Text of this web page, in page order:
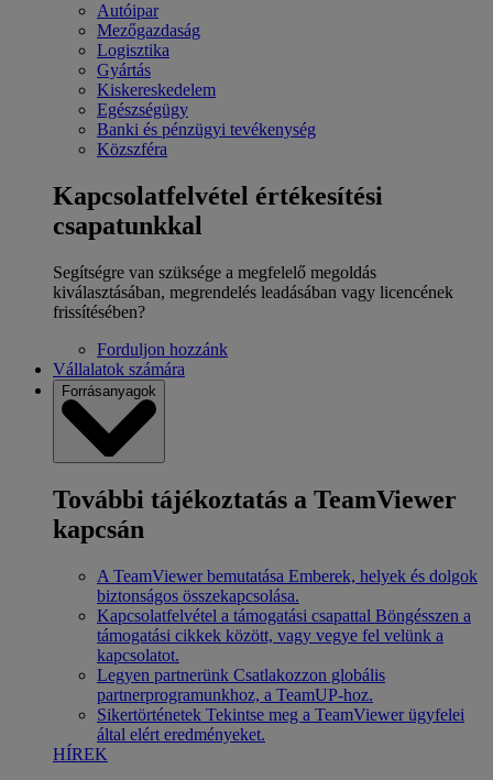
Autóipar
Mezőgazdaság
Logisztika
Gyártás
Kiskereskedelem
Egészségügy
Banki és pénzügyi tevékenység
Közszféra
Kapcsolatfelvétel értékesítési
csapatunkkal
Segítségre van szüksége a megfelelő megoldás
kiválasztásában, megrendelés leadásában vagy licencének
frissítésében?
Forduljon hozzánk
Vállalatok számára
Forrásanyagok
További tájékoztatás a TeamViewer
kapcsán
A TeamViewer bemutatása Emberek, helyek és dolgok
biztonságos összekapcsolása.
Kapcsolatfelvétel a támogatási csapattal Böngésszen a
támogatási cikkek között, vagy vegye fel velünk a
kapcsolatot.
Legyen partnerünk Csatlakozzon globális
partnerprogramunkhoz, a TeamUP-hoz.
Sikertörténetek Tekintse meg a TeamViewer ügyfelei
által elért eredményeket.
HÍREK